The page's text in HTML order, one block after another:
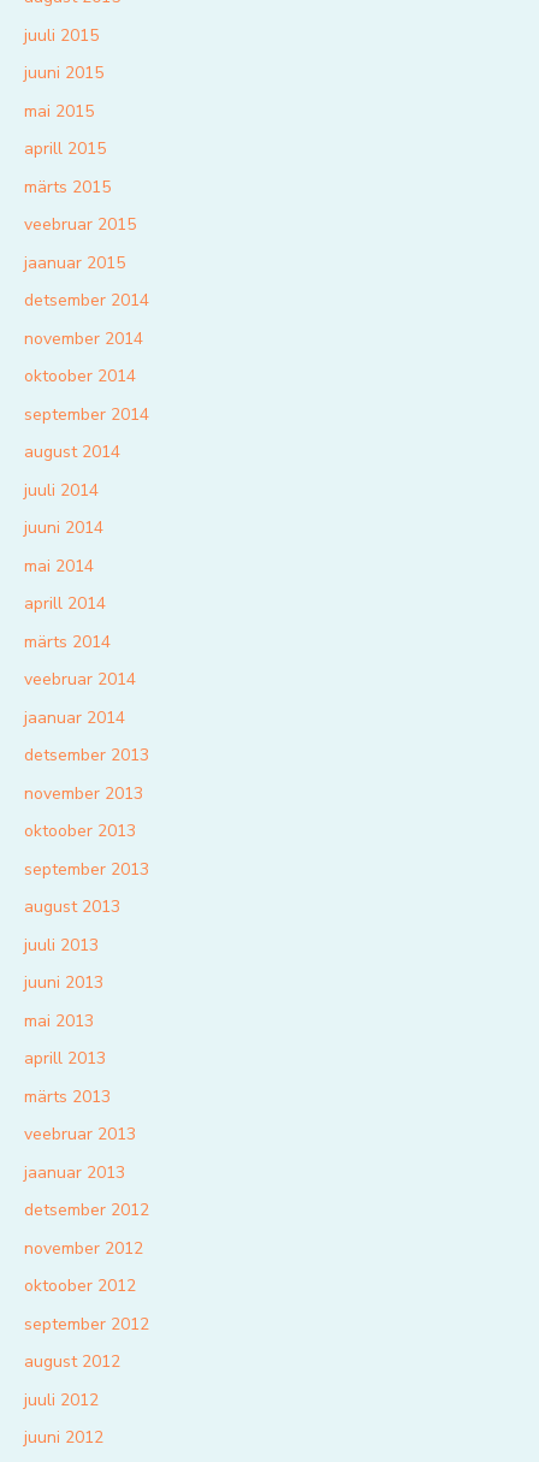
juuli 2015
juuni 2015
mai 2015
aprill 2015
märts 2015
veebruar 2015
jaanuar 2015
detsember 2014
november 2014
oktoober 2014
september 2014
august 2014
juuli 2014
juuni 2014
mai 2014
aprill 2014
märts 2014
veebruar 2014
jaanuar 2014
detsember 2013
november 2013
oktoober 2013
september 2013
august 2013
juuli 2013
juuni 2013
mai 2013
aprill 2013
märts 2013
veebruar 2013
jaanuar 2013
detsember 2012
november 2012
oktoober 2012
september 2012
august 2012
juuli 2012
juuni 2012